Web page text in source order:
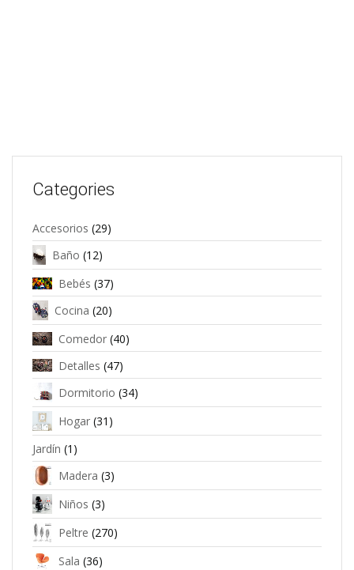
Categories
Accesorios (29)
Baño (12)
Bebés (37)
Cocina (20)
Comedor (40)
Detalles (47)
Dormitorio (34)
Hogar (31)
Jardín (1)
Madera (3)
Niños (3)
Peltre (270)
Sala (36)